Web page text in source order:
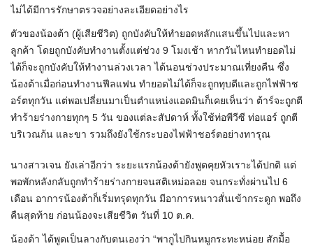
ไม่ได้มีการรักษาตรวจอย่างละเอียดอย่างไร
ตัวของน้องต้า (ผู้เสียชีวิต) ถูกบังคับให้ทำยอดหลักแสนขึ้นไปและหา
ลูกค้า โดยถูกบังคับทำงานตั้งแต่ช่วง 9 โมงเช้า หากวันไหนทำยอดไม่
ได้ก็จะถูกบังคับให้ทำงานล่วงเวลา ได้นอนช่วงประมาณเที่ยงคืน ซึ่ง
น้องต้าเมื่อก่อนทำงานฟีลแฟน ทำยอดไม่ได้ก็จะถูกทุบตีและถูกไฟฟ้าช
อร์ตทุกวัน แต่พอเปลี่ยนมาเป็นตำแหน่งแอดมินก็เคยเห็นว่า ต้าร์จะถูกตี
ทำร้ายร่างกายทุกๆ 5 วัน ของแต่ละสัปดาห์ ทั้งใช้ท่อพีวีซี ท่อแอร์ ถูกตี
บริเวณก้น และขา รวมถึงยังใช้กระบองไฟฟ้าชอร์ตอย่างทารุณ
นางสาวเจน ยังเล่าอีกว่า ระยะแรกน้องต้ายังพูดคุยหัวเราะได้ปกติ แต่
พอพักหลังกลับถูกทำร้ายร่างกายจนสติเหม่อลอย จนกระทั่งผ่านไป 6
เดือน อาการน้องต้าก็เริ่มทรุดทุกวัน มีอาการหนาวสั่นเข้ากระดูก พอถึง
คืนสุดท้าย ก่อนน้องจะเสียชีวิต วันที่ 10 ต.ค.
น้องต้า ได้พูดเป็นลางกับตนเองว่า “พากูไปกินหมูกระทะหน่อย สักมื้อ